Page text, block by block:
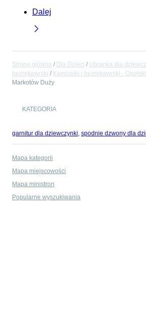
Dalej
Strona główna Dla Dzieci Ubranka dla
bezrękawniki
Kamizelki i bezrękawniki -
Markotów Duży
KATEGORIA
garnitur dla dziewczynki, spodnie dzwony dla
Mapa kategorii
Mapa miejscowości
Mapa ministron
Popularne wyszukiwania